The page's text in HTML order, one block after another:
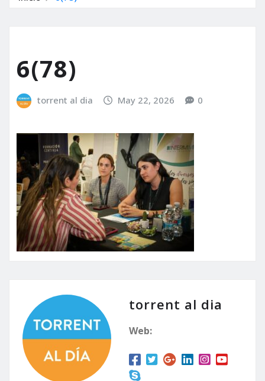
6(78)
torrent al dia May 22, 2026 0
torrent al dia
Web: